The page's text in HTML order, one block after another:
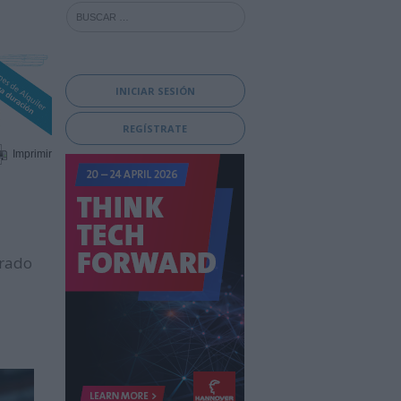
Imprimir
INICIAR SESIÓN
REGÍSTRATE